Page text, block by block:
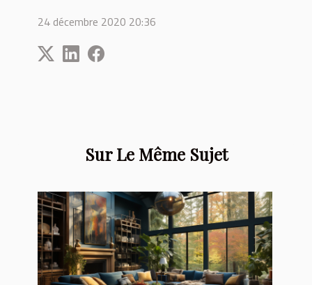
24 décembre 2020 20:36
Sur Le Même Sujet